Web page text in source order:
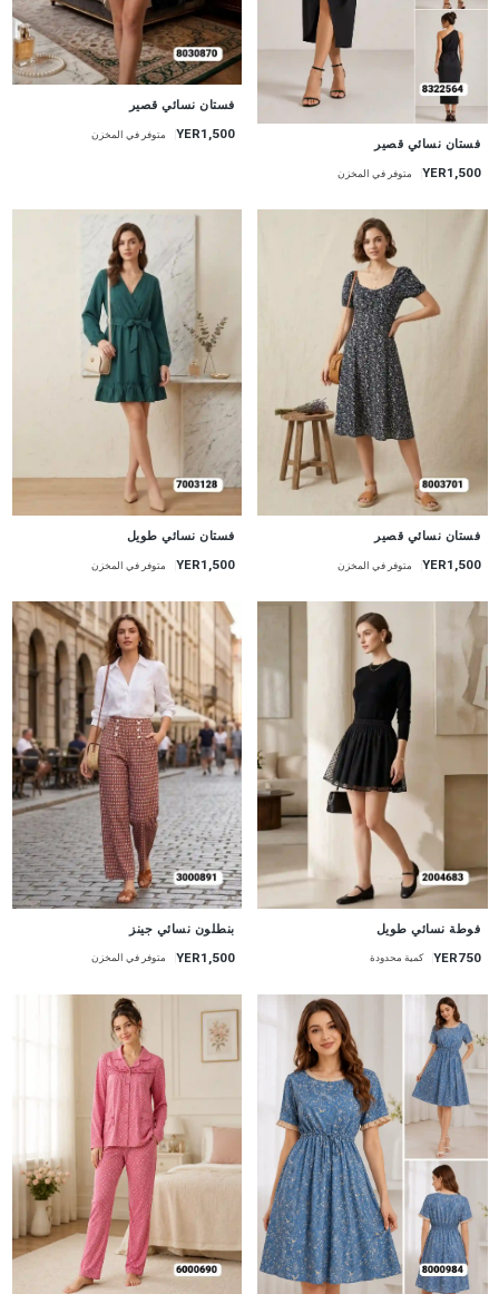
فستان نسائي قصير
YER1,500 متوفر في المخزن
جديد
فستان نسائي قصير
YER1,500 متوفر في المخزن
جديد
فستان نسائي قصير
YER1,500 متوفر في المخزن
جديد
فستان نسائي طويل
YER1,500 متوفر في المخزن
فوطة نسائي طويل
YER750 كمية محدودة
بنطلون نسائي جينز
YER1,500 متوفر في المخزن